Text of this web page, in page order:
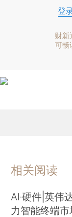
登
财新
可畅
相关阅读
AI·硬件|英伟
力智能终端市